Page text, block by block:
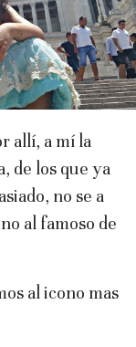
allí, a mí la
de los que ya
no se a
al famoso de
al icono mas